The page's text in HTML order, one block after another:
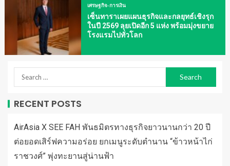
เศรษฐกิจ-การเงิน
เซ็นทาราเผยแผนธุรกิจและกลยุทธ์เชิงรุก
ในปี 2569 ลุยเปิดอีก 5 แห่ง พร้อมมุ่งขยาย
โรงแรมไปทั่วโลก
RECENT POSTS
AirAsia X SEE FAH พันธมิตรทางธุรกิจยาวนานกว่า 20 ปี
ต่อยอดเสิร์ฟความอร่อย ยกเมนูระดับตำนาน “ข้าวหน้าไก่
ราชวงศ์” พุ่งทะยานสู่น่านฟ้า